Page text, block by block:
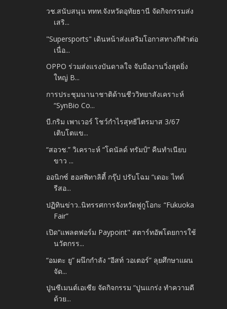
วช.สนับสนุน ททท.จังหวัดอุทัยธานี จัดกิจกรรมส่ง
เสริ...
"Supersports" เดินหน้าส่งเสริมโอกาสทางกีฬาต่อ
เนื่อ...
OPPO ร่วมส่งแรงบันดาลใจ จับมืองานวิ่งสุดยิ่ง
ใหญ่ B...
การประชุมนานาชาติด้านชีววิทยาสังเคราะห์
“SynBio Co...
บี.กริม เพาเวอร์ โชว์กำไรสุทธิไตรมาส 3/67
เติบโตแข...
“สอวช.” วิเคราะห์ “โดนัลด์ ทรัมป์” คืนทำเนียบ
ขาว ...
ออนิกซ์ ฮอสพิทาลิตี้ กรุ๊ป ปรับโฉม “เดอะ ไทด์
รีสอ...
ปฏิทินข่าว..นิทรรศการจังหวัดฟูกูโอกะ “Fukuoka
Fair”
เปิด“แพลตฟอร์ม Paypoint" สตาร์ทอัพโดยการใช้
นวัตกรร...
“อมตะ ยู” ผนึกกำลัง “อีสท์ วอเตอร์” ลุยศึกษาแผน
จัด...
ปูนซีเมนต์เอเซีย จัดกิจกรรม “ปูนแกร่ง ทำความดี
ด้วย...